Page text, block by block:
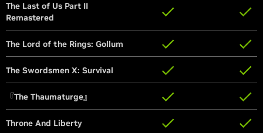
The Last of Us Part II
Remastered
The Lord of the Rings: Gollum
The Swordsmen X: Survival
『The Thaumaturge』
Throne And Liberty
The Last of Us Part II
Remastered
The Lord of the Rings: Gollum
The Swordsmen X: Survival
『The Thaumaturge』
Throne And Liberty